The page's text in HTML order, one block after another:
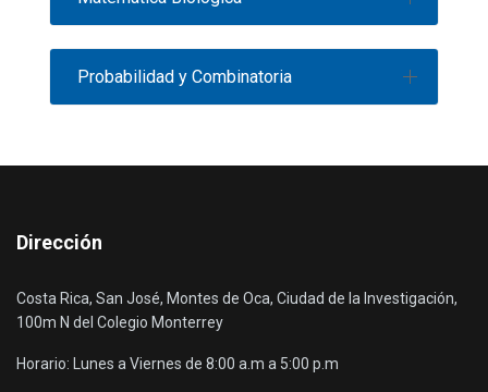
Probabilidad y Combinatoria
Dirección
Costa Rica, San José, Montes de Oca, Ciudad de la Investigación,
100m N del Colegio Monterrey
Horario: Lunes a Viernes de 8:00 a.m a 5:00 p.m